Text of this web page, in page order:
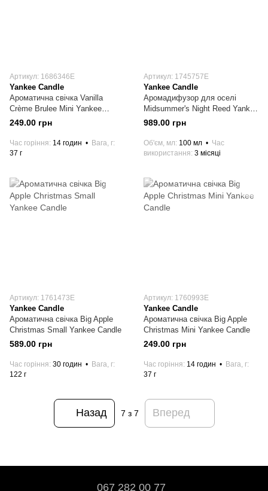
Артикул: 1686346E
Yankee Candle
Ароматична свічка Vanilla
Crème Brulee Mini Yankee
Candle
249.00 грн
Час горіння 14 годин
Вага, г
37 г
Артикул: 1745757E
Yankee Candle
Аромадифузор для оселі
Midsummer's Night Reed Yankee
Candle 100 мл
989.00 грн
Об'єм, мл 100 мл
Час
використання 3 місяці
Артикул: 1761473E
Yankee Candle
Ароматична свічка Big Apple
Christmas Small Yankee Candle
589.00 грн
Час горіння 30 годин
Вага, г
122 г
Артикул: 1760993E
Yankee Candle
Ароматична свічка Big Apple
Christmas Mini Yankee Candle
249.00 грн
Час горіння 14 годин
Вага, г
37 г
Назад 7 з 7 Вперед
067 282 00 77